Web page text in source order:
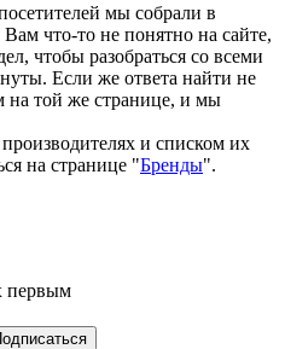
мы собрали в
что-то не понятно на сайте,
чтобы разобраться со всеми
Если же ответа найти не
на той же странице, и мы
и списком их
на странице "Бренды".
первым